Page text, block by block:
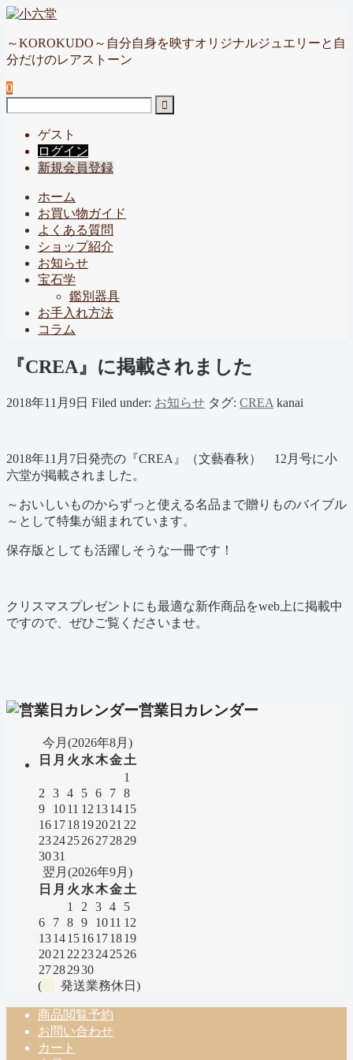
～KOROKUDO～自分自身を映すオリジナルジュエリーと自
分だけのレアストーン
0
ゲスト
ログイン
新規会員登録
ホーム
お買い物ガイド
よくある質問
ショップ紹介
お知らせ
宝石学
鑑別器具
お手入れ方法
コラム
『CREA』に掲載されました
2018年11月9日 Filed under: お知らせ タグ: CREA kanai
2018年11月7日発売の『CREA』（文藝春秋） 12月号に小
六堂が掲載されました。
～おいしいものからずっと使える名品まで贈りものバイブル
～として特集が組まれています。
保存版としても活躍しそうな一冊です！
クリスマスプレゼントにも最適な新作商品をweb上に掲載中
ですので、ぜひご覧くださいませ。
営業日カレンダー
今月(2026年8月)
日 月 火 水木金土
1
2
3 4 5 6 7 8
9
1011 12 131415
161718192021 22
23242526272829
3031
翌月(2026年9月)
日 月 火 水木金土
1
2 3 4
5
6
7 8 9 1011 12
13141516171819
2021 22 23242526
27282930
(
発送業務休日)
商品閲覧予約
お問い合わせ
カート